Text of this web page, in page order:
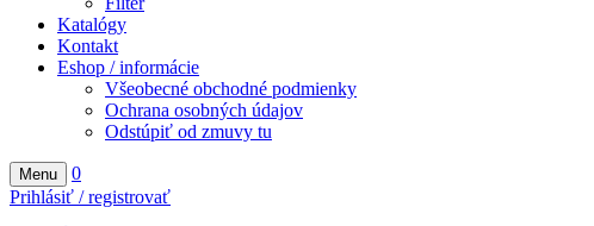
Katalógy
Kontakt
Eshop / informácie
Všeobecné obchodné podmienky
Ochrana osobných údajov
Odstúpiť od zmuvy tu
Menu
0
Prihlásiť / registrovať